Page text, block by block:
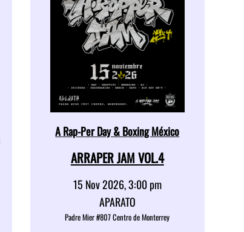
A Rap-Per Day & Boxing México
ARRAPER JAM VOL.4
15 Nov 2026, 3:00 pm
APARATO
Padre Mier #807 Centro de Monterrey